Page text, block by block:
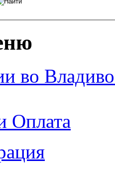
во
Оплата